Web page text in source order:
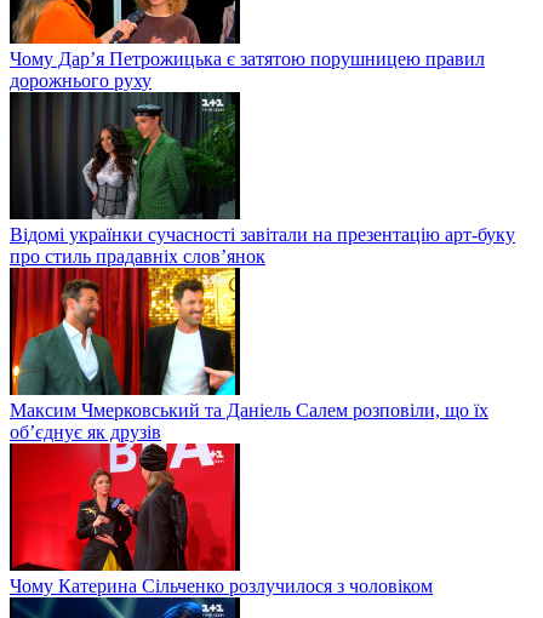
Чому Дар’я Петрожицька є затятою порушницею правил
дорожнього руху
Відомі українки сучасності завітали на презентацію арт-буку
про стиль прадавніх слов’янок
Максим Чмерковський та Даніель Салем розповіли, що їх
об’єднує як друзів
Чому Катерина Сільченко розлучилося з чоловіком